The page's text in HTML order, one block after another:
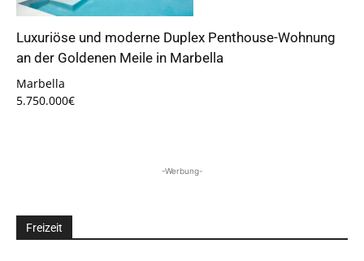
Luxuriöse und moderne Duplex Penthouse-Wohnung
an der Goldenen Meile in Marbella
Marbella
5.750.000€
-Werbung-
Freizeit